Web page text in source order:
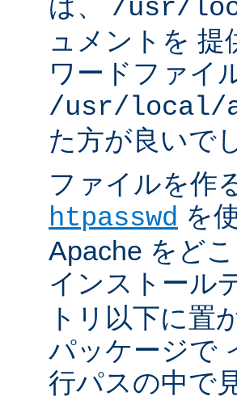
/usr/
ュメントを
ワードファイ
/usr/local/
た方が良いで
ファイルを作
htpasswd を
Apache をど
インストール
トリ以下に置
パッケージで
行パスの中で